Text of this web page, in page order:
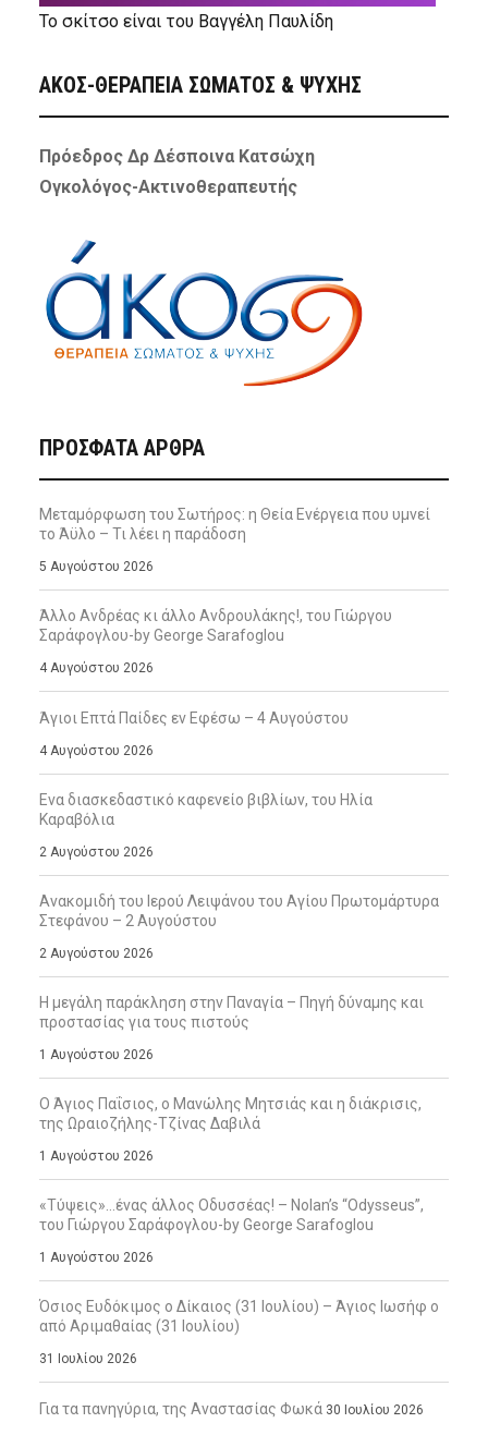
Το σκίτσο είναι του Βαγγέλη Παυλίδη
ΑΚΟΣ-ΘΕΡΑΠΕΙΑ ΣΩΜΑΤΟΣ & ΨΥΧΗΣ
Πρόεδρος Δρ Δέσποινα Κατσώχη
Ογκολόγος-Ακτινοθεραπευτής
ΠΡΌΣΦΑΤΑ ΆΡΘΡΑ
Μεταμόρφωση του Σωτήρος: η Θεία Ενέργεια που υμνεί
το Άϋλο – Τι λέει η παράδοση
5 Αυγούστου 2026
Άλλο Ανδρέας κι άλλο Ανδρουλάκης!, του Γιώργου
Σαράφογλου-by George Sarafoglou
4 Αυγούστου 2026
Άγιοι Επτά Παίδες εν Εφέσω – 4 Αυγούστου
4 Αυγούστου 2026
Ενα διασκεδαστικό καφενείο βιβλίων, του Ηλία
Καραβόλια
2 Αυγούστου 2026
Ανακομιδή του Ιερού Λειψάνου του Αγίου Πρωτομάρτυρα
Στεφάνου – 2 Αυγούστου
2 Αυγούστου 2026
Η μεγάλη παράκληση στην Παναγία – Πηγή δύναμης και
προστασίας για τους πιστούς
1 Αυγούστου 2026
Ο Άγιος Παΐσιος, ο Μανώλης Μητσιάς και η διάκρισις,
της Ωραιοζήλης-Τζίνας Δαβιλά
1 Αυγούστου 2026
«Τύψεις»…ένας άλλος Οδυσσέας! – Nolan’s “Odysseus”,
του Γιώργου Σαράφογλου-by George Sarafoglou
1 Αυγούστου 2026
Όσιος Ευδόκιμος ο Δίκαιος (31 Ιουλίου) – Άγιος Ιωσήφ ο
από Αριμαθαίας (31 Ιουλίου)
31 Ιουλίου 2026
Για τα πανηγύρια, της Αναστασίας Φωκά 30 Ιουλίου 2026